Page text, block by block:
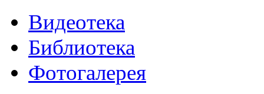
Видеотека
Библиотека
Фотогалерея